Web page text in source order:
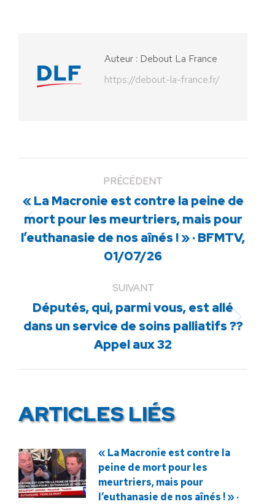
Auteur : Debout La France
https://debout-la-france.fr/
PRÉCÉDENT
Article
précédent
:
« La Macronie est contre la peine de
mort pour les meurtriers, mais pour
l’euthanasie de nos aînés ! » · BFMTV,
01/07/26
SUIVANT
Article
suivant
:
Députés, qui, parmi vous, est allé
dans un service de soins palliatifs ??
Appel aux 32
ARTICLES LIÉS
« La Macronie est contre la
peine de mort pour les
meurtriers, mais pour
l’euthanasie de nos aînés ! » ·